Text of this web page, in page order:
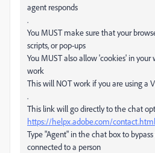
agent responds
.
You MUST make sure that your
scripts, or pop-ups
You MUST also allow 'cookies' in
work
This will NOT work if you are using a
.
This link will go directly to the chat
https://helpx.adobe.com/
Type "Agent" in the chat box to
connected to a person